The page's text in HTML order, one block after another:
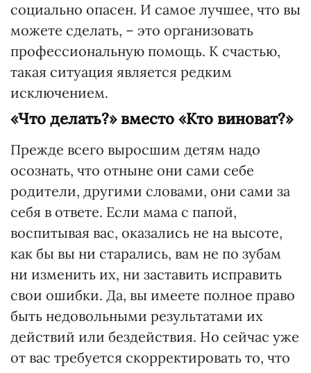
социально опасен. И самое лучшее, что вы
можете сделать, – это организовать
профессиональную помощь. К счастью,
такая ситуация является редким
исключением.
«Что делать?» вместо «Кто виноват?»
Прежде всего выросшим детям надо
осознать, что отныне они сами себе
родители, другими словами, они сами за
себя в ответе. Если мама с папой,
воспитывая вас, оказались не на высоте,
как бы вы ни старались, вам не по зубам
ни изменить их, ни заставить исправить
свои ошибки. Да, вы имеете полное право
быть недовольными результатами их
действий или бездействия. Но сейчас уже
от вас требуется скорректировать то, что